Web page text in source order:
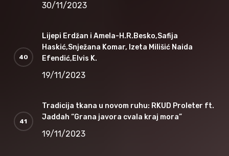
30/11/2023
Lijepi Erdžan i Amela-H.R.Besko,Safija
Haskić,Snježana Komar, Izeta Milišić Naida
Efendić,Elvis K.
19/11/2023
Tradicija tkana u novom ruhu: RKUD Proleter ft.
Jaddah “Grana javora cvala kraj mora”
19/11/2023